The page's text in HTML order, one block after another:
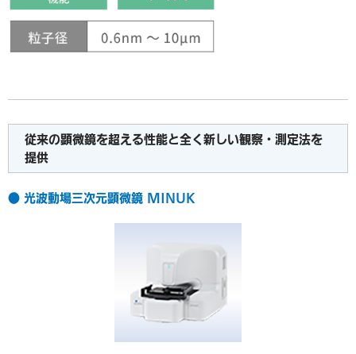
従来の顕微鏡を超える性能と全く新しい観察・測定法を
提供
● 光波動場三次元顕微鏡 MINUK